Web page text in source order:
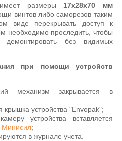
размеры 17х28х70 мм
винтов либо саморезов таким
виде перекрывать доступ к
необходимо проследить, чтобы
демонтировать без видимых
при помощи устройств
механизм закрывается в
крышка устройства "Envopak";
устройства вставляется
Минисил;
в журнале учета.